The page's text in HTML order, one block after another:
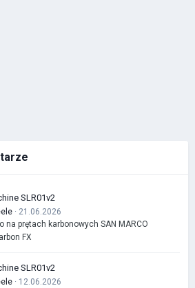
SLR01v2
· 21.06.2026
na prętach karbonowych SAN MARCO
FX
SLR01v2
· 12.06.2026